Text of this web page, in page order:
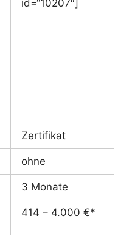
id=“10207″]
Zertifikat
ohne
3 Monate
414 – 4.000 €*